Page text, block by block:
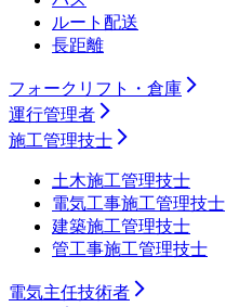
ルート配送
長距離
フォークリフト・倉庫
運行管理者
施工管理技士
土木施工管理技士
電気工事施工管理技士
建築施工管理技士
管工事施工管理技士
電気主任技術者